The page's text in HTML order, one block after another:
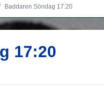
Baddaren Söndag 17:20
17:20